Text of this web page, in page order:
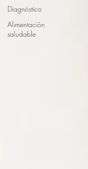
Diagnóstico
Alimentación
saludable